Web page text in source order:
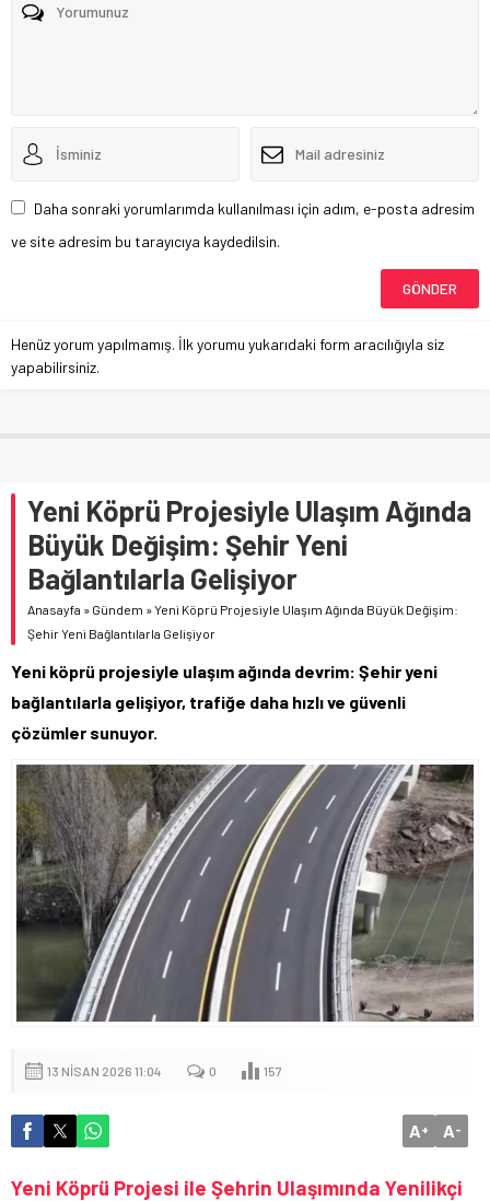
Daha sonraki yorumlarımda kullanılması için adım, e-posta adresim
ve site adresim bu tarayıcıya kaydedilsin.
Henüz yorum yapılmamış. İlk yorumu yukarıdaki form aracılığıyla siz
yapabilirsiniz.
Yeni Köprü Projesiyle Ulaşım Ağında
Büyük Değişim: Şehir Yeni
Bağlantılarla Gelişiyor
Anasayfa » Gündem »Yeni Köprü Projesiyle Ulaşım Ağında Büyük Değişim:
Şehir Yeni Bağlantılarla Gelişiyor
Yeni köprü projesiyle ulaşım ağında devrim: Şehir yeni
bağlantılarla gelişiyor, trafiğe daha hızlı ve güvenli
çözümler sunuyor.
13 NISAN 2026 11:04 0 157
A+ A-
Yeni Köprü Projesi ile Şehrin Ulaşımında Yenilikçi